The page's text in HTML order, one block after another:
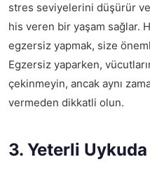
stres seviyelerini düşürür
his veren bir yaşam sağlar.
egzersiz yapmak, size
Egzersiz yaparken,
çekinmeyin, ancak aynı
vermeden dikkatli olun.
3. Yeterli